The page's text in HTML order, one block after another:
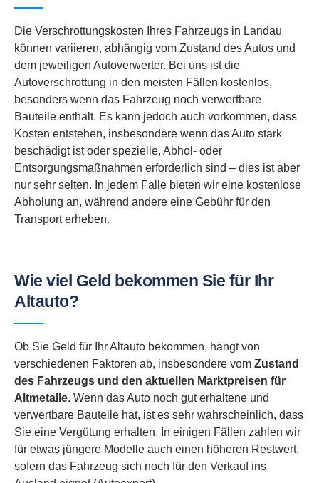
Die Verschrottungskosten Ihres Fahrzeugs in Landau
können variieren, abhängig vom Zustand des Autos und
dem jeweiligen Autoverwerter. Bei uns ist die
Autoverschrottung in den meisten Fällen kostenlos,
besonders wenn das Fahrzeug noch verwertbare
Bauteile enthält. Es kann jedoch auch vorkommen, dass
Kosten entstehen, insbesondere wenn das Auto stark
beschädigt ist oder spezielle, Abhol- oder
Entsorgungsmaßnahmen erforderlich sind – dies ist aber
nur sehr selten. In jedem Falle bieten wir eine kostenlose
Abholung an, während andere eine Gebühr für den
Transport erheben.
Wie viel Geld bekommen Sie für Ihr
Altauto?
Ob Sie Geld für Ihr Altauto bekommen, hängt von
verschiedenen Faktoren ab, insbesondere vom Zustand
des Fahrzeugs und den aktuellen Marktpreisen für
Altmetalle. Wenn das Auto noch gut erhaltene und
verwertbare Bauteile hat, ist es sehr wahrscheinlich, dass
Sie eine Vergütung erhalten. In einigen Fällen zahlen wir
für etwas jüngere Modelle auch einen höheren Restwert,
sofern das Fahrzeug sich noch für den Verkauf ins